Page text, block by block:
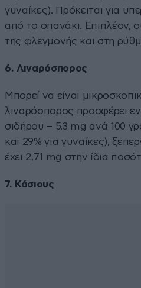
γυναίκες). Πρόκειται για
από το σπανάκι. Επιπλέον,
της φλεγμονής και στη
6. Λιναρόσπορος
Μπορεί να είναι
λιναρόσπορος προσφέρει
σιδήρου – 5,3 mg ανά 100
και 29% για γυναίκες),
έχει 2,71 mg στην ίδια
7. Κάσιους